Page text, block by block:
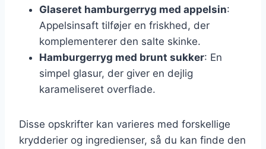
Glaseret hamburgerryg med appelsin:
Appelsinsaft tilføjer en friskhed, der
komplementerer den salte skinke.
Hamburgerryg med brunt sukker: En
simpel glasur, der giver en dejlig
karameliseret overflade.
Disse opskrifter kan varieres med forskellige
krydderier og ingredienser, så du kan finde den